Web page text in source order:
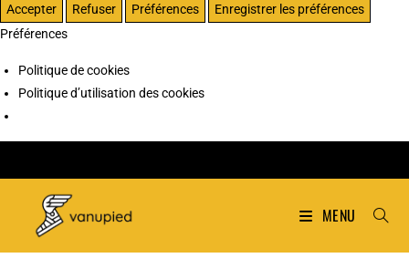
Accepter Refuser Préférences
Enregistrer les préférences
Préférences
Politique de cookies
Politique d’utilisation des cookies
MENU